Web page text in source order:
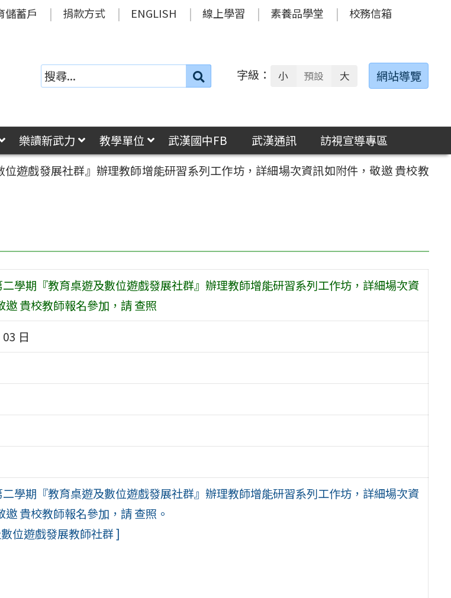
儲蓄戶 捐款方式 ENGLISH 線上學習 素養品學堂 校務信箱
搜
字級： 小 預設 大 網站導覽
樂讀新武力 教學單位 武漢國中FB 武漢通訊
訪視宣導專區
遊戲發展社群』辦理教師增能研習系列工作坊，詳細場次資訊如附件，敬邀 貴校教
學期『教育桌遊及數位遊戲發展社群』辦理教師增能研習系列工作坊，詳細場次資
邀 貴校教師報名參加，請 查照
日
學期『教育桌遊及數位遊戲發展社群』辦理教師增能研習系列工作坊，詳細場次資
邀 貴校教師報名參加，請 查照。
位遊戲發展教師社群 ]